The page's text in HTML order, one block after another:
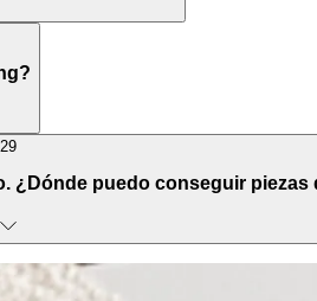
29
¿Dónde puedo conseguir piezas